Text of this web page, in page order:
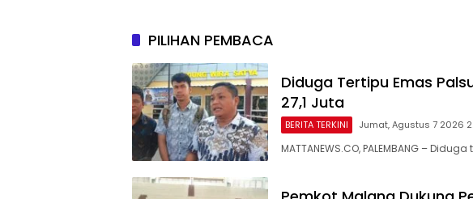
PILIHAN PEMBACA
Diduga Tertipu Emas
27,1 Juta
BERITA TERKINI Jumat, Agustus 7 2026
MATTANEWS.CO, PALEMBANG –